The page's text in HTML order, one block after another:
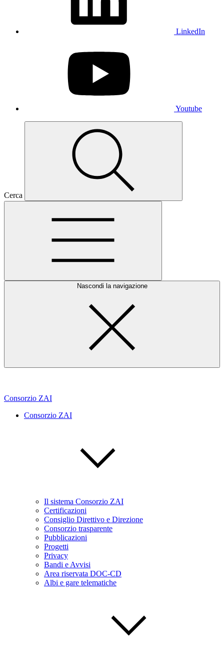
LinkedIn
Youtube
Cerca
Nascondi la navigazione
Consorzio ZAI
Consorzio ZAI
Il sistema Consorzio ZAI
Certificazioni
Consiglio Direttivo e Direzione
Consorzio trasparente
Pubblicazioni
Progetti
Privacy
Bandi e Avvisi
Area riservata DOC-CD
Albi e gare telematiche